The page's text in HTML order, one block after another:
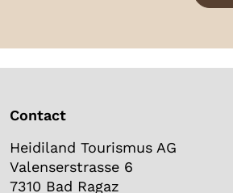
Contact
Heidiland Tourismus AG
Valenserstrasse 6
7310 Bad Ragaz